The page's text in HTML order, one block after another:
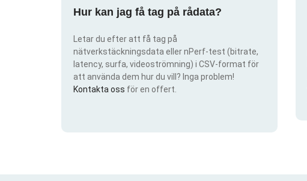
Hur kan jag få tag på rådata?
Letar du efter att få tag på
nätverkstäckningsdata eller nPerf-test (bitrate,
latency, surfa, videoströmning) i CSV-format för
att använda dem hur du vill? Inga problem!
Kontakta oss för en offert.